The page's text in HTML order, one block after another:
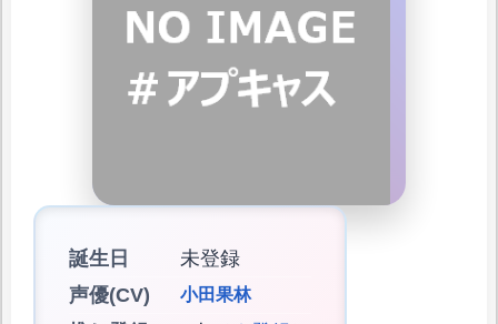
誕生日
未登録
声優(CV)
小田果林